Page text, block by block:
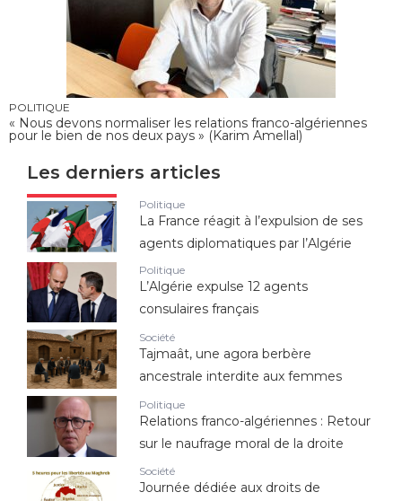
POLITIQUE
« Nous devons normaliser les relations franco-algériennes
pour le bien de nos deux pays » (Karim Amellal)
Les derniers articles
Politique
La France réagit à l’expulsion de ses
agents diplomatiques par l’Algérie
Politique
L’Algérie expulse 12 agents
consulaires français
Société
Tajmaât, une agora berbère
ancestrale interdite aux femmes
Politique
Relations franco-algériennes : Retour
sur le naufrage moral de la droite
Société
Journée dédiée aux droits de